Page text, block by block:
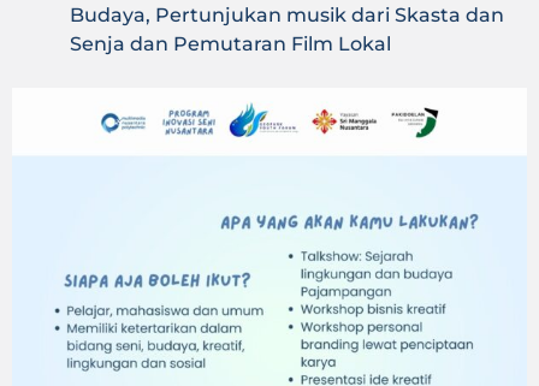
Budaya, Pertunjukan musik dari Skasta dan
Senja dan Pemutaran Film Lokal